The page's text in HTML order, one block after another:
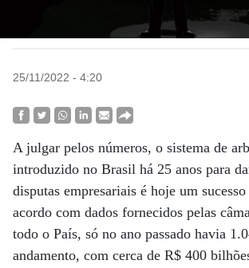
25/11/2022 - 4:20
A julgar pelos números, o sistema de
introduzido no Brasil há 25 anos para
disputas empresariais é hoje um
acordo com dados fornecidos pelas
todo o País, só no ano passado havia
andamento, com cerca de R$ 400